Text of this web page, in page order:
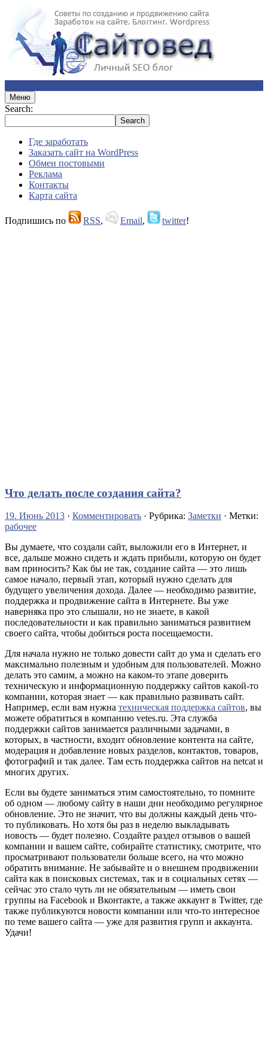
Меню
Search:
Где заработать
Заказать сайт на WordPress
Обмен постовыми
Реклама
Контакты
Карта сайта
Подпишись по RSS, Email, twitter!
Что делать после создания сайта?
19. Июнь 2013 · Комментировать · Рубрика: Заметки · Метки:
рабочее
Вы думаете, что создали сайт, выложили его в Интернет, и
все, дальше можно сидеть и ждать прибыли, которую он будет
вам приносить? Как бы не так, создание сайта — это лишь
самое начало, первый этап, который нужно сделать для
будущего увеличения дохода. Далее — необходимо развитие,
поддержка и продвижение сайта в Интернете. Вы уже
наверняка про это слышали, но не знаете, в какой
последовательности и как правильно заниматься развитием
своего сайта, чтобы добиться роста посещаемости.
Для начала нужно не только довести сайт до ума и сделать его
максимально полезным и удобным для пользователей. Можно
делать это самим, а можно на каком-то этапе доверить
техническую и информационную поддержку сайтов какой-то
компании, которая знает — как правильно развивать сайт.
Например, если вам нужна техническая поддержка сайтов, вы
можете обратиться в компанию vetes.ru. Эта служба
поддержки сайтов занимается различными задачами, в
которых, в частности, входит обновление контента на сайте,
модерация и добавление новых разделов, контактов, товаров,
фотографий и так далее. Там есть поддержка сайтов на netcat и
многих других.
Если вы будете заниматься этим самостоятельно, то помните
об одном — любому сайту в наши дни необходимо регулярное
обновление. Это не значит, что вы должны каждый день что-
то публиковать. Но хотя бы раз в неделю выкладывать
новость — будет полезно. Создайте раздел отзывов о вашей
компании и вашем сайте, собирайте статистику, смотрите, что
просматривают пользователи больше всего, на что можно
обратить внимание. Не забывайте и о внешнем продвижении
сайта как в поисковых системах, так и в социальных сетях —
сейчас это стало чуть ли не обязательным — иметь свои
группы на Facebook и Вконтакте, а также аккаунт в Twitter, где
также публикуются новости компании или что-то интересное
по теме вашего сайта — уже для развития групп и аккаунта.
Удачи!